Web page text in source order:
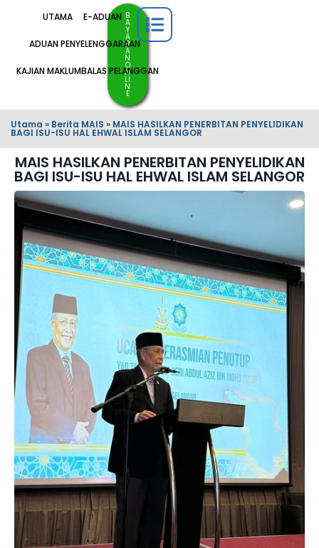
UTAMA E-ADUAN
ADUAN PENYELENGGARAAN
KAJIAN MAKLUMBALAS PELANGGAN
B
A
Y
A
R
A
N
O
N
LI
N
E
Utama » Berita MAIS » MAIS HASILKAN PENERBITAN PENYELIDIKAN
BAGI ISU-ISU HAL EHWAL ISLAM SELANGOR
MAIS HASILKAN PENERBITAN PENYELIDIKAN
BAGI ISU-ISU HAL EHWAL ISLAM SELANGOR